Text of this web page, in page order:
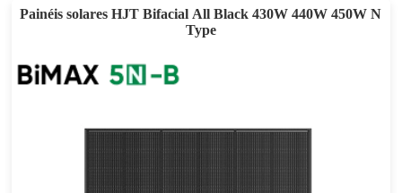
Painéis solares HJT Bifacial All Black 430W 440W 450W N
Type